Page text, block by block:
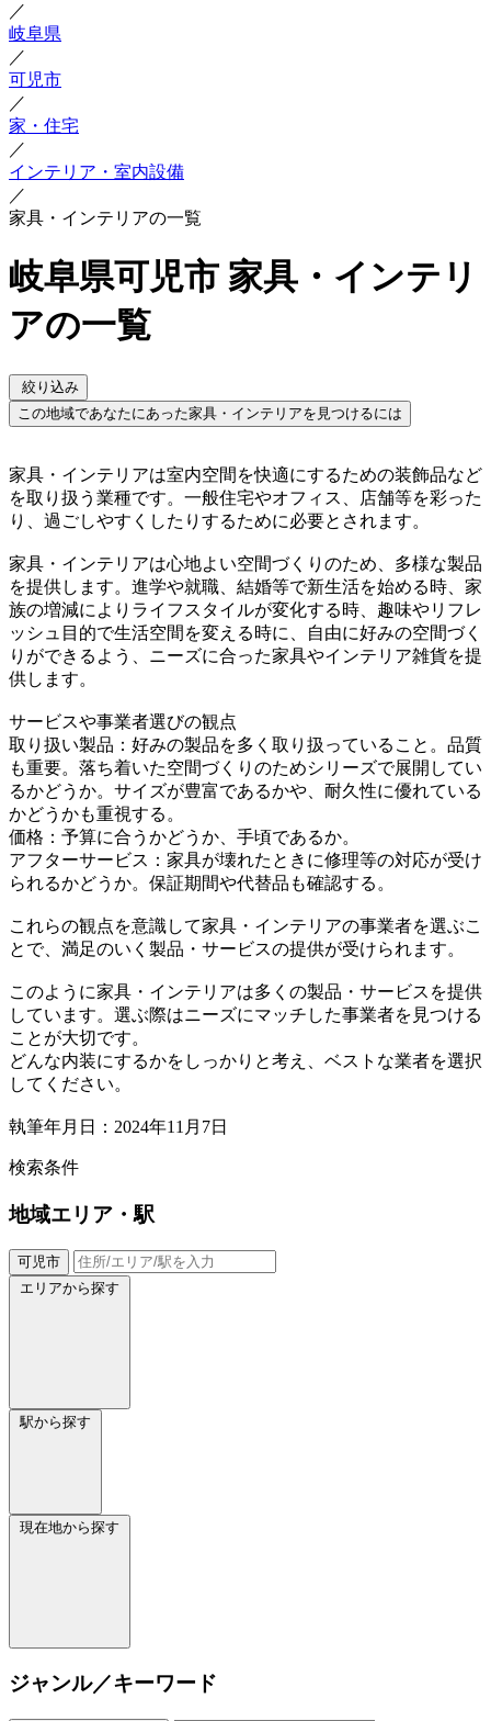
／
岐阜県
／
可児市
／
家・住宅
／
インテリア・室内設備
／
家具・インテリアの一覧
岐阜県可児市 家具・インテリ
アの一覧
絞り込み
この地域であなたにあった家具・インテリアを見つけるには
家具・インテリアは室内空間を快適にするための装飾品など
を取り扱う業種です。一般住宅やオフィス、店舗等を彩った
り、過ごしやすくしたりするために必要とされます。
家具・インテリアは心地よい空間づくりのため、多様な製品
を提供します。進学や就職、結婚等で新生活を始める時、家
族の増減によりライフスタイルが変化する時、趣味やリフレ
ッシュ目的で生活空間を変える時に、自由に好みの空間づく
りができるよう、ニーズに合った家具やインテリア雑貨を提
供します。
サービスや事業者選びの観点
取り扱い製品：好みの製品を多く取り扱っていること。品質
も重要。落ち着いた空間づくりのためシリーズで展開してい
るかどうか。サイズが豊富であるかや、耐久性に優れている
かどうかも重視する。
価格：予算に合うかどうか、手頃であるか。
アフターサービス：家具が壊れたときに修理等の対応が受け
られるかどうか。保証期間や代替品も確認する。
これらの観点を意識して家具・インテリアの事業者を選ぶこ
とで、満足のいく製品・サービスの提供が受けられます。
このように家具・インテリアは多くの製品・サービスを提供
しています。選ぶ際はニーズにマッチした事業者を見つける
ことが大切です。
どんな内装にするかをしっかりと考え、ベストな業者を選択
してください。
執筆年月日：2024年11月7日
検索条件
地域エリア・駅
可児市
エリアから探す
駅から探す
現在地から探す
ジャンル／キーワード